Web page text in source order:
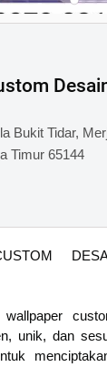
Bukit Tidar,
Timur 65144
wallpaper
unik, dan